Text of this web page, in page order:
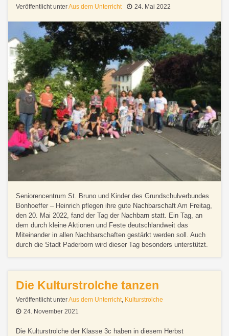
Veröffentlicht unterAus dem Unterricht 24. Mai 2022
Seniorencentrum St. Bruno und Kinder des Grundschulverbundes
Bonhoeffer – Heinrich pflegen ihre gute Nachbarschaft Am Freitag,
den 20. Mai 2022, fand der Tag der Nachbarn statt. Ein Tag, an
dem durch kleine Aktionen und Feste deutschlandweit das
Miteinander in allen Nachbarschaften gestärkt werden soll. Auch
durch die Stadt Paderborn wird dieser Tag besonders unterstützt.
Die Kulturstrolche tanzen
Veröffentlicht unterAus dem Unterricht, Kulturstrolche
24. November 2021
Die Kulturstrolche der Klasse 3c haben in diesem Herbst